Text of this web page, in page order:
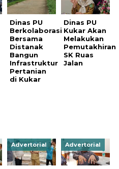
Dinas PU
Berkolaborasi
Bersama
Distanak
Bangun
Infrastruktur
Pertanian
di Kukar
Dinas PU
Kukar Akan
Melakukan
Pemutakhiran
SK Ruas
Jalan
Advertorial Advertorial